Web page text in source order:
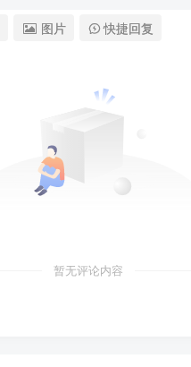
图片 快捷回复
暂无评论内容